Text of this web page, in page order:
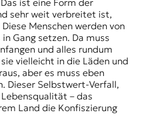
ist eine Form der
sehr weit verbreitet ist,
Menschen werden von
Gang setzen. Da muss
und alles rundum
vielleicht in die Läden und
aber es muss eben
Dieser Selbstwert-Verfall,
– das
Land die Konfiszierung